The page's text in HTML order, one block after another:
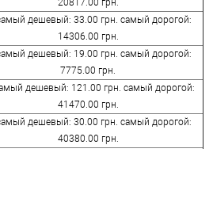
20817.00 грн.
дешевый: 33.00 грн. самый дорогой:
14306.00 грн.
дешевый: 19.00 грн. самый дорогой:
7775.00 грн.
дешевый: 121.00 грн. самый дорогой:
41470.00 грн.
дешевый: 30.00 грн. самый дорогой:
40380.00 грн.